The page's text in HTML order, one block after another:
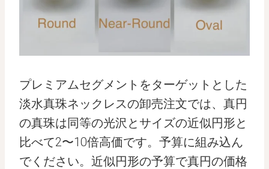
プレミアムセグメントをターゲットとした
淡水真珠ネックレスの卸売注文では、真円
の真珠は同等の光沢とサイズの近似円形と
比べて2〜10倍高価です。予算に組み込ん
でください。近似円形の予算で真円の価格